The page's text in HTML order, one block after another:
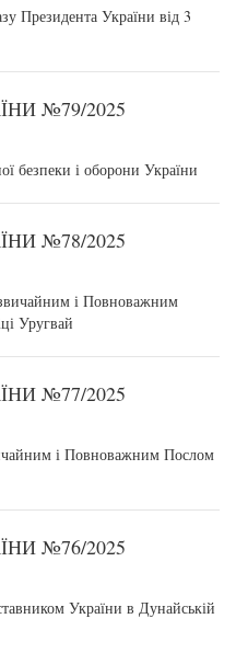
Президента України від 3
№79/2025
безпеки і оборони України
№78/2025
і Повноважним
Уругвай
№77/2025
і Повноважним Послом
№76/2025
України в Дунайській